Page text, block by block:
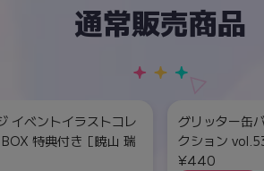
通常販売商品
イベントイラストコレ
特典付き［暁山 瑞
グリッター缶
クション
¥440